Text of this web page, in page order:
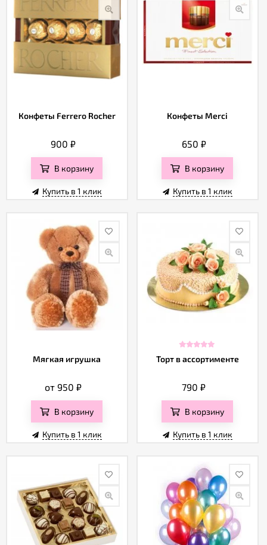
Конфеты Ferrero Rocher
900₽
В корзину
Купить в 1 клик
Конфеты Merci
650 ₽
В корзину
Купить в 1 клик
Мягкая игрушка
от 950₽
В корзину
Купить в 1 клик
Торт в ассортименте
790₽
В корзину
Купить в 1 клик